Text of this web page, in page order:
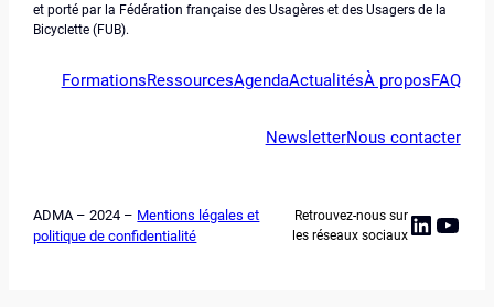
et porté par la Fédération française des Usagères et des Usagers de la
Bicyclette (FUB).
FormationsRessourcesAgendaActualitésÀ proposFAQ
NewsletterNous contacter
ADMA – 2024 – Mentions légales et
politique de confidentialité
Retrouvez-nous sur
les réseaux sociaux